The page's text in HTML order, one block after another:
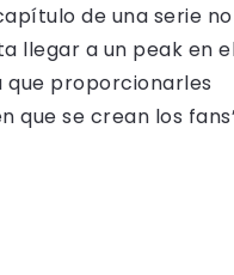
de una serie no
llegar a un peak en
que proporcionarles
que se crean los